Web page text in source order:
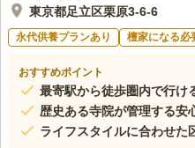
東京都足立区栗原3-6-6
永代供養プランあり 檀家になる必
おすすめポイント
最寄駅から徒歩圏内で行け
歴史ある寺院が管理する安
ライフスタイルに合わせた